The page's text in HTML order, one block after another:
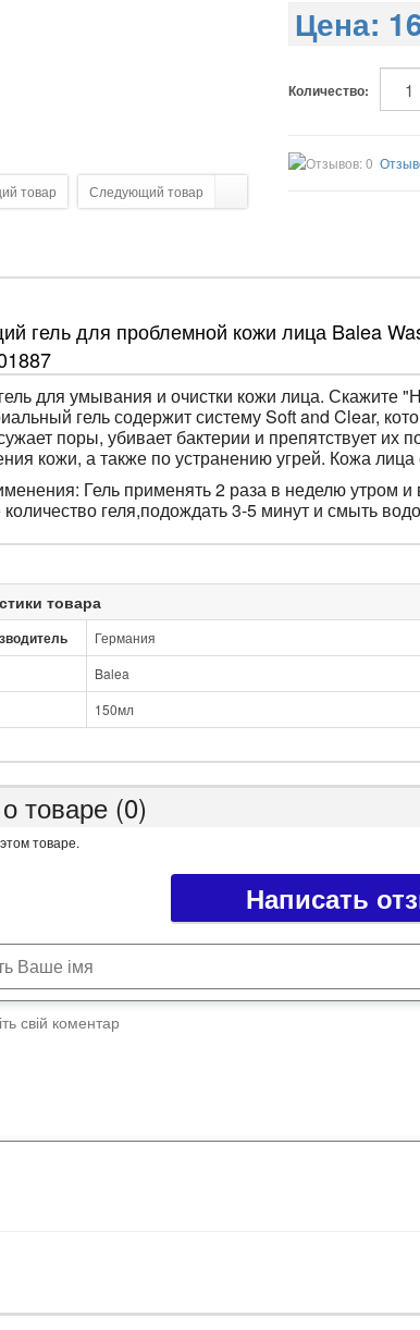
товар Следующий товар
Цена:
Количество:
гель для проблемной кожи лица Balea
для умывания и очистки кожи лица.
гель содержит системуSoftand Clear,
поры, убивает бактерии и препятствует
кожи, а также по устранению угрей. Кожа лица
Гель применять 2 раза в неделю утром
геля,подождать 3-5 минут и смыть
товара
Германия
Balea
150мл
товаре (0)
товаре.
Написать